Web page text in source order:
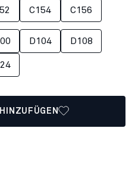
C154 C156
D104 D108